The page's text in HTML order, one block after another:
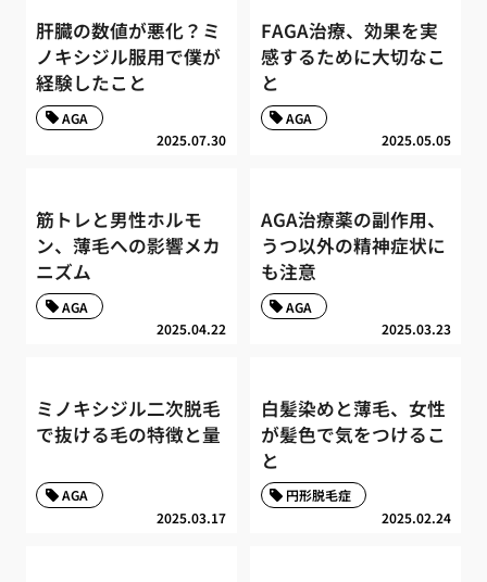
肝臓の数値が悪化？ミ
ノキシジル服用で僕が
経験したこと
2025.07.30
AGA
FAGA治療、効果を実
感するために大切なこ
と
2025.05.05
AGA
筋トレと男性ホルモ
ン、薄毛への影響メカ
ニズム
2025.04.22
AGA
AGA治療薬の副作用、
うつ以外の精神症状に
も注意
2025.03.23
AGA
ミノキシジル二次脱毛
で抜ける毛の特徴と量
2025.03.17
AGA
白髪染めと薄毛、女性
が髪色で気をつけるこ
と
2025.02.24
円形脱毛症